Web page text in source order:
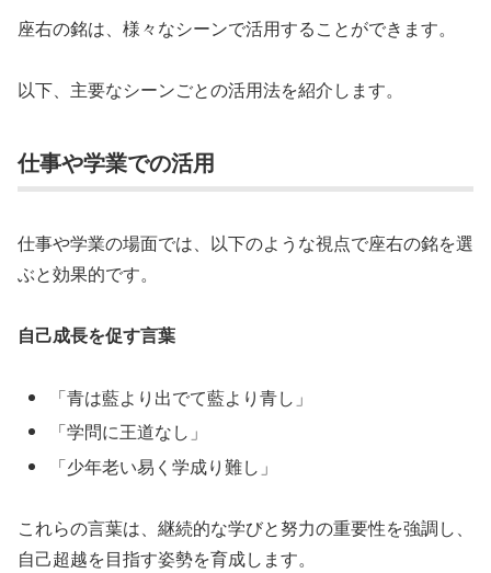
座右の銘は、様々なシーンで活用することができます。
以下、主要なシーンごとの活用法を紹介します。
仕事や学業での活用
仕事や学業の場面では、以下のような視点で座右の銘を選
ぶと効果的です。
自己成長を促す言葉
「青は藍より出でて藍より青し」
「学問に王道なし」
「少年老い易く学成り難し」
これらの言葉は、継続的な学びと努力の重要性を強調し、
自己超越を目指す姿勢を育成します。